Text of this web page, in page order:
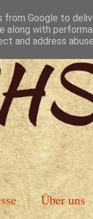
Über uns
from Google to
along with
and address